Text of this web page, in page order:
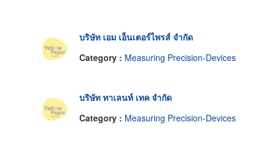
บริษัท เอม เอ็นเตอร์ไพรส์ จำกัด
Category : Measuring Precision-Devices
บริษัท ทาเลนท์ เทค จำกัด
Category : Measuring Precision-Devices